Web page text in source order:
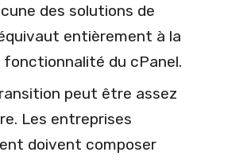
des solutions de
entièrement à la
du cPanel.
peut être assez
Les entreprises
doivent composer